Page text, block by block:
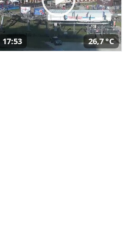
17:53 26,7 °C